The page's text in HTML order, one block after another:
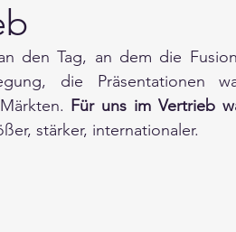
den Tag, an dem die
die Präsentationen
Für uns im Vertrieb
stärker, internationaler.